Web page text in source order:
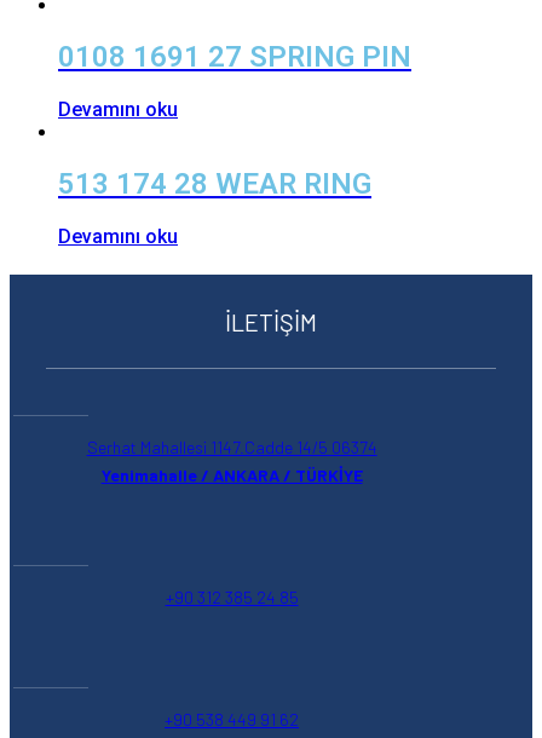
0108 1691 27 SPRING PIN
Devamını oku
513 174 28 WEAR RING
Devamını oku
İLETİŞİM
Serhat Mahallesi 1147.Cadde 14/5 06374
Yenimahalle / ANKARA / TÜRKİYE
+90 312 385 24 85
+90 538 449 91 62